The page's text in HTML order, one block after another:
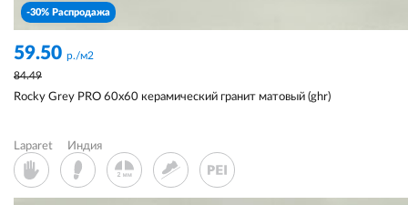
-30% Распродажа
59.50 р./м2
84.49
Rocky Grey PRO 60x60 керамический гранит матовый (ghr)
Laparet Индия